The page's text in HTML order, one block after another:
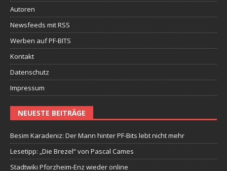
Autoren
Newsfeeds mit RSS
Werben auf PF-BITS
Kontakt
Datenschutz
Impressum
NEUESTE BEITRÄGE
Besim Karadeniz: Der Mann hinter PF-Bits lebt nicht mehr
Lesetipp: „Die Brezel“ von Pascal Cames
Stadtwiki Pforzheim-Enz wieder online